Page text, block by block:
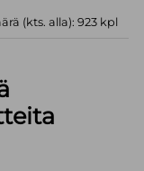
(kts. alla): 923 kpl